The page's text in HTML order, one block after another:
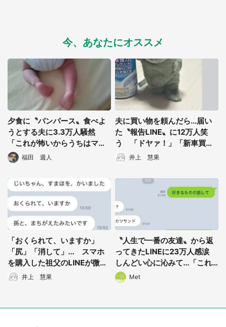
今、あなたにオススメ
夕食に〝パンパース〟食べよ
うとする夫に3.3万人騒然
「これが怖いからうちはマミ
ーポコパンツ」
福田 週人
夫に買い物を頼んだら...届い
た〝報告LINE〟に12万人笑
う 「ドヤァ！」「新車買っ
たやつの態度」
井上 慧果
「おくられて、いますか」
「尻」「消して」... スマホ
を購入した祖父のLINEが微笑
ましすぎる
井上 慧果
〝人生で一番の友達〟から返
ってきたLINEに23万人感涙
しんどい心に沁みて...「これ
は惚れる」「素敵すぎ」
Met